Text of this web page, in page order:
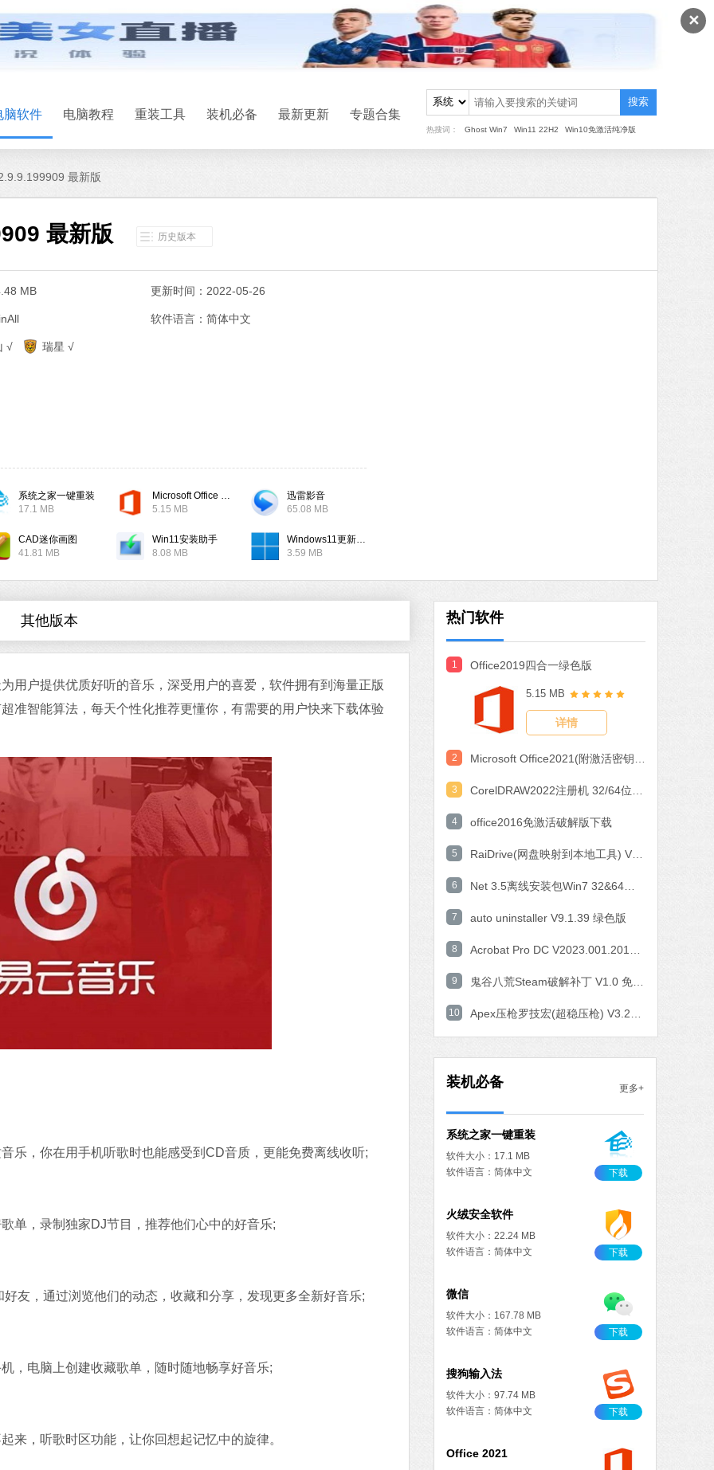
✕
脑软件 电脑教程 重装工具 装机必备 最新更新 专题合集
搜索
热搜词： Ghost Win7 Win11 22H2 Win10免激活纯净版
最新版
最新版 历史版本
MB 更新时间：2022-05-26
软件语言：简体中文
√ 瑞星 √
系统之家一键重装
17.1 MB
5.15 MB
迅雷影音
65.08 MB
CAD迷你画图
41.81 MB
Win11安装助手
8.08 MB
3.59 MB
其他版本
户提供优质好听的音乐，深受用户的喜爱，软件拥有到海量正版
准智能算法，每天个性化推荐更懂你，有需要的用户快来下载体验
，你在用手机听歌时也能感受到CD音质，更能免费离线收听;
，录制独家DJ节目，推荐他们心中的好音乐;
，通过浏览他们的动态，收藏和分享，发现更多全新好音乐;
电脑上创建收藏歌单，随时随地畅享好音乐;
，听歌时区功能，让你回想起记忆中的旋律。
热门软件
1 Office2019四合一绿色版
5.15 MB
详情
2
3
4 office2016免激活破解版下载
5
6
7 auto uninstaller V9.1.39 绿色版
8
9
10
装机必备 更多+
微信
软件语言：简体中文
软件大小：97.74 MB
Office 2021
软件大小：5.15 MB
软件语言：简体中文
石大师一键重装系统
软件语言：简体中文
腾讯视频
软件语言：简体中文
下载
系统之家一键重装
软件大小：17.1 MB
软件语言：简体中文
下载
火绒安全软件
软件大小：22.24 MB
软件语言：简体中文
下载
微信
软件大小：167.78 MB
软件语言：简体中文
下载
搜狗输入法
软件大小：97.74 MB
软件语言：简体中文
下载
Office 2021